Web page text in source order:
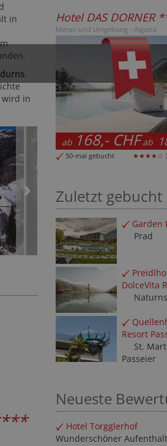
in
.
wird in
DORNER ****S
- Algund
180,- EUR
★★★★☆351 Bewertungen
Hotel
Vinschgau -
ab
EUR
Zuletzt gebucht
Garden
DolceVita
Resort
St.
Neueste
Hotel Torgglerhof